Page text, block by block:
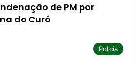
de PM por
do Curó
Polícia